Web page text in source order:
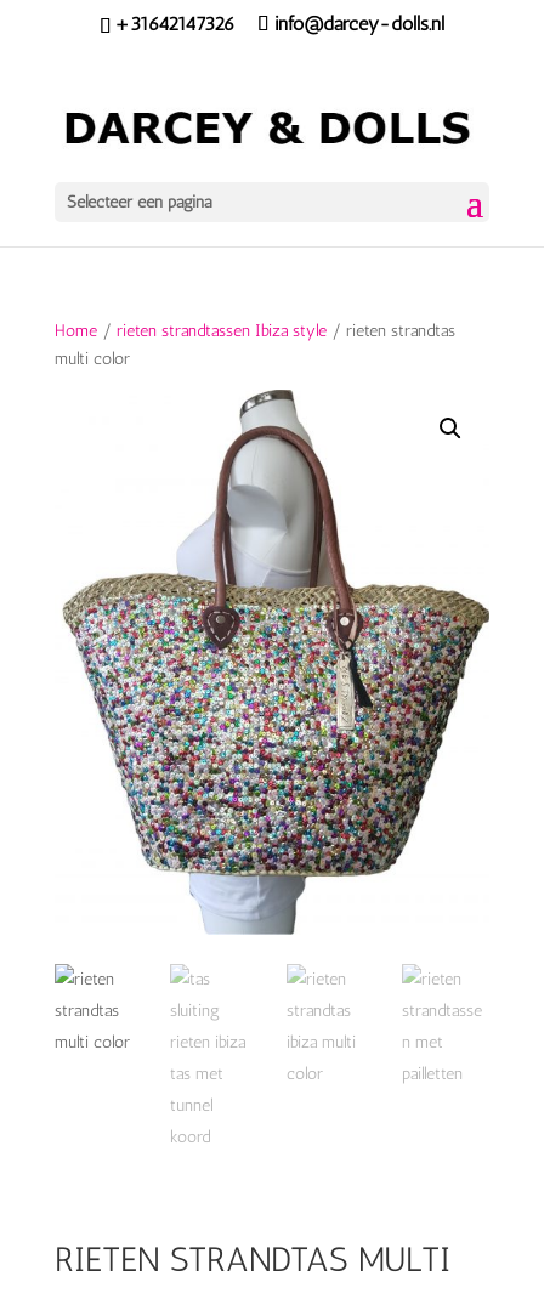
+31642147326 info@darcey-dolls.nl
Selecteer een pagina
Home/ rieten strandtassen Ibiza style/ rieten strandtas
multi color
RIETEN STRANDTAS MULTI